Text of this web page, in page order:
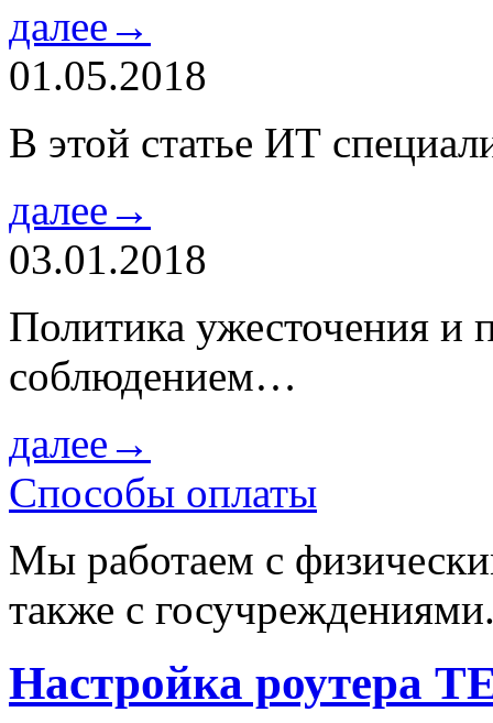
далее→
01.05.2018
В этой статье ИТ
далее→
03.01.2018
Политика ужесточения и
соблюдением…
далее→
Способы оплаты
Мы работаем с
также с
Настройка роутера